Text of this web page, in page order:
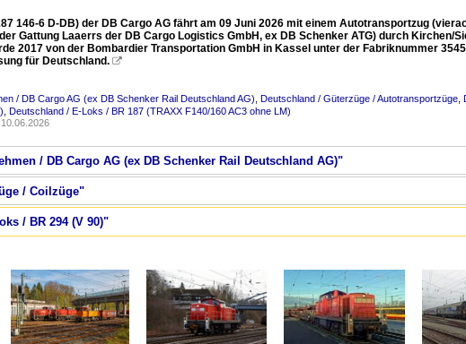
146-6 D-DB) der DB Cargo AG fährt am 09 Juni 2026 mit einem Autotransportzug
Gattung Laaerrs der DB Cargo Logistics GmbH, ex DB Schenker ATG) durch Kirchen/
2017 von der Bombardier Transportation GmbH in Kassel unter der Fabriknummer
für Deutschland. 
/ DB Cargo AG (ex DB Schenker Rail Deutschland AG) Deutschland / Güterzüge / Autotransportzüge
Deutschland / E-Loks / BR 187 (TRAXX F140/160 AC3 ohne LM)
/ DB Cargo AG (ex DB Schenker Rail Deutschland AG)"
/ Coilzüge"
/ BR 294 (V 90)"